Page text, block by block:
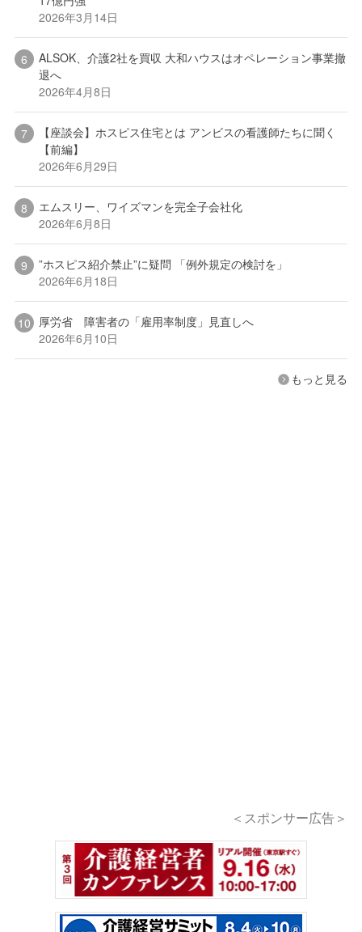
2026年3月14日
ALSOK、介護2社を買収 大和ハウスはオペレーション事業撤
退へ
2026年4月8日
【座談会】ホスピス住宅とは アンビスの看護師たちに聞く
【前編】
2026年6月29日
エムスリー、ワイズマンを完全子会社化
2026年6月8日
”ホスピス紹介禁止”に疑問 「例外規定の検討を」
2026年6月18日
厚労省 障害者の「雇用率制度」見直しへ
2026年6月10日
もっと見る
＜スポンサー広告＞